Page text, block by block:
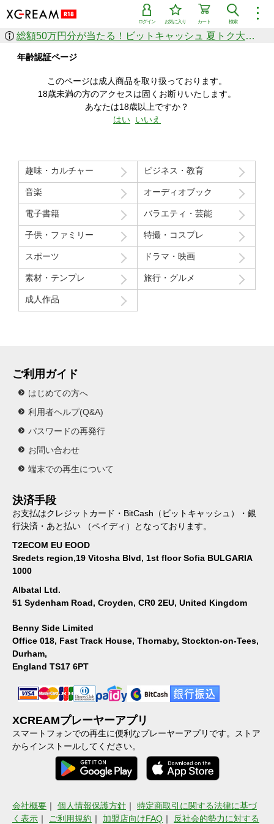
︙
検索
カート
お気に入り
ログイン
作品を探す
ジャンル
シリーズ
人気のセール中商品
新着セール中商品
すべての作品から探す
価格の安い順
価格の高い順
月間ランキング
年間ランキング
総額50万円分が当たる！ビットキャッシュ 夏トク大感謝祭
年齢認証ページ
このページは成人商品を取り扱っております。
18歳未満の方のアクセスは固くお断りいたします。
あなたは18歳以上ですか？
はい いいえ
趣味・カルチャー ビジネス・教育
音楽 オーディオブック
電子書籍 バラエティ・芸能
子供・ファミリー 特撮・コスプレ
スポーツ ドラマ・映画
素材・テンプレ 旅行・グルメ
成人作品
ご利用ガイド
はじめての方へ
利用者ヘルプ(Q&A)
パスワードの再発行
お問い合わせ
端末での再生について
決済手段
お支払はクレジットカード・BitCash（ビットキャッシュ）・銀
行決済・あと払い （ペイディ）となっております。
T2ECOM EU EOOD
Sredets region,19 Vitosha Blvd, 1st floor Sofia BULGARIA
1000
Albatal Ltd.
51 Sydenham Road, Croyden, CR0 2EU, United Kingdom
Benny Side Limited
Office 018, Fast Track House, Thornaby, Stockton-on-Tees,
Durham,
England TS17 6PT
XCREAMプレーヤーアプリ
スマートフォンでの再生に便利なプレーヤーアプリです。ストア
からインストールしてください。
会社概要 ｜ 個人情報保護方針 ｜ 特定商取引に関する法律に基づ
く表示 ｜ ご利用規約 ｜ 加盟店向けFAQ ｜ 反社会的勢力に対する